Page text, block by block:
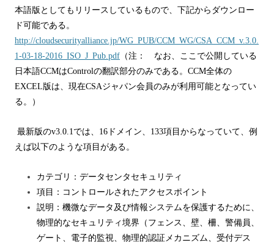
本語版としてもリリースしているもので、下記からダウンロー
ド可能である。
http://cloudsecurityalliance.jp/WG_PUB/CCM_WG/CSA_CCM_v.3.0.
1-03-18-2016_ISO_J_Pub.pdf （注： なお、ここで公開している
日本語CCMはControlの翻訳部分のみである。 CCM全体の
EXCEL版は、現在CSAジャパン会員のみが利用可能となってい
る。）
最新版のv3.0.1 では、 16 ドメイン、 133項目からなっていて、例
えば以下のような項目がある。
カテゴリ：データセンタセキュリティ
項目：コントロールされたアクセスポイント
説明： 機微なデータ及び情報システムを保護するために、
物理的なセキュリティ境界（フェンス、壁、柵、警備員、
ゲート、電子的監視、物理的認証メカニズム、受付デス